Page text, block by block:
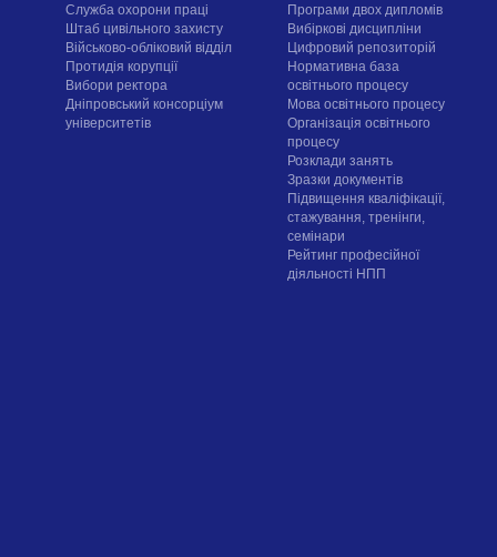
Служба охорони праці
Штаб цивільного захисту
Військово-обліковий відділ
Протидія корупції
Вибори ректора
Дніпровський консорціум
університетів
Програми двох дипломів
Вибіркові дисципліни
Цифровий репозиторій
Нормативна база
освітнього процесу
Мова освітнього процесу
Організація освітнього
процесу
Розклади занять
Зразки документів
Підвищення кваліфікації,
стажування, тренінги,
семінари
Рейтинг професійної
діяльності НПП